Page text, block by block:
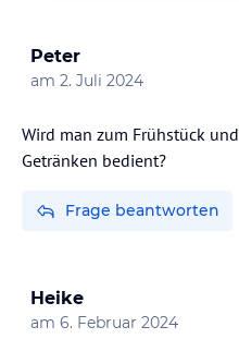
Peter
am 2. Juli 2024
Wird man zum Frühstück
Getränken bedient?
Frage beantworten
Heike
am 6. Februar 2024